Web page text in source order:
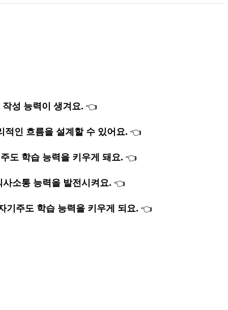
성 능력이 생겨요. 👈
인 흐름을 설계할 수 있어요. 👈
도 학습 능력을 키우게 돼요. 👈
소통 능력을 발전시켜요. 👈
기주도 학습 능력을 키우게 되요. 👈